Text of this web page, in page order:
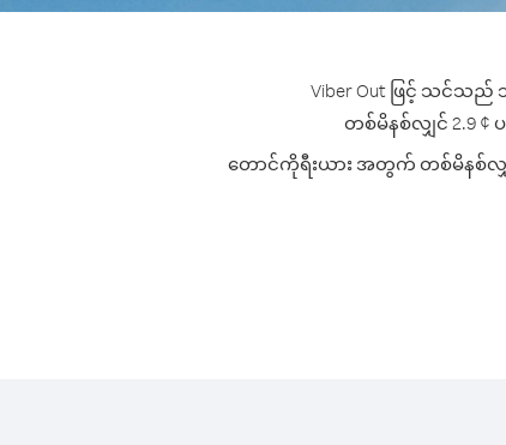
Viber Out ဖြင့် သင်သ
တစ်မိနစ်လျှင် 2.9 ¢
တောင်ကိုရီးယား အတွက် တစ်မိနစ်လျှ